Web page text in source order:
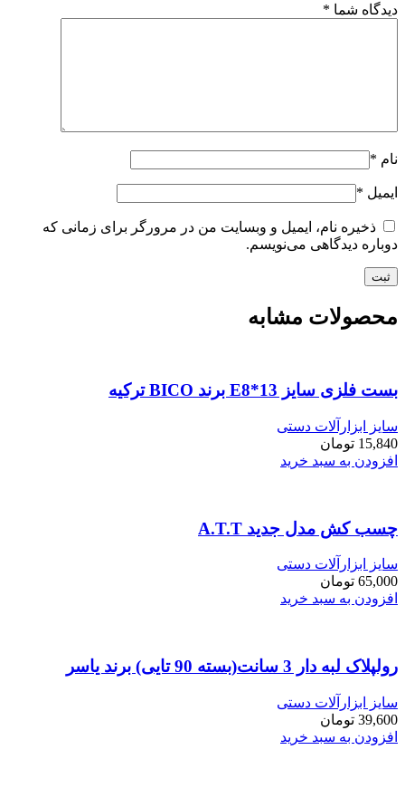
دیدگاه شما *
نام *
ایمیل *
ذخیره نام، ایمیل و وبسایت من در مرورگر برای زمانی که
دوباره دیدگاهی می‌نویسم.
محصولات مشابه
بست فلزی سایز E8*13 برند BICO ترکیه
سایز ابزارآلات دستی
15,840 تومان
افزودن به سبد خرید
چسب کش مدل جدید A.T.T
سایز ابزارآلات دستی
65,000 تومان
افزودن به سبد خرید
رولپلاک لبه دار 3 سانت(بسته 90 تایی) برند یاسر
سایز ابزارآلات دستی
39,600 تومان
افزودن به سبد خرید